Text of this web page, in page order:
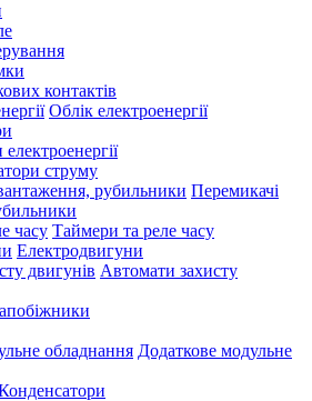
контактів
Облік електроенергії
струму
Перемикачі
Таймери та реле часу
Електродвигуни
Автомати захисту
Додаткове модульне